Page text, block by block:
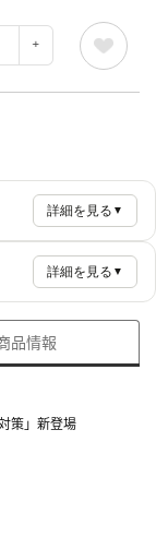
詳細を見る ▼
詳細を見る ▼
品情報
策」新登場